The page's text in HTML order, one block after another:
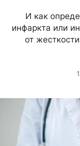
И как
инфаркта или
от